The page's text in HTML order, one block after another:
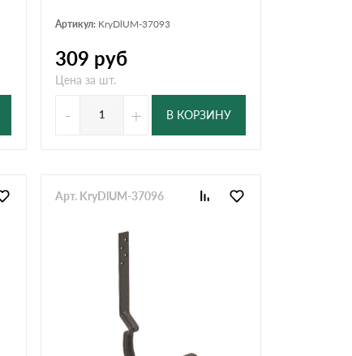
Артикул: KryDlUM-37093
309 руб
Цена за шт.
- + В КОРЗИНУ
Арт. KryDlUM-37096